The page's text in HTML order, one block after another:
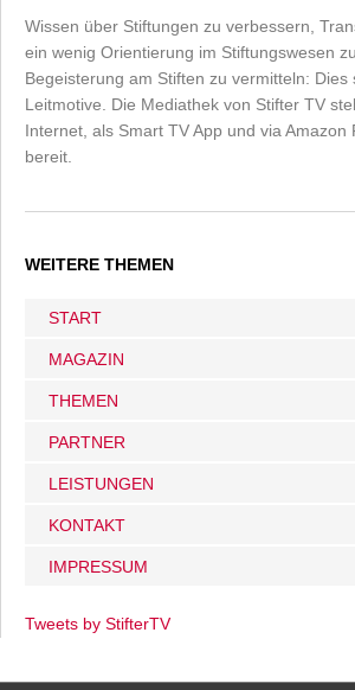
Wissen über Stiftungen zu verbessern,
ein wenig Orientierung im Stiftungswesen
Begeisterung am Stiften zu vermitteln: Dies
Leitmotive. Die Mediathek von Stifter TV
Internet, als Smart TV App und via Amazon
bereit.
WEITERE THEMEN
START
MAGAZIN
THEMEN
PARTNER
LEISTUNGEN
KONTAKT
IMPRESSUM
Tweets by StifterTV